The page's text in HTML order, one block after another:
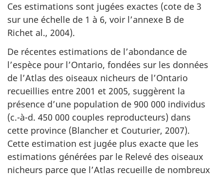
Ces estimations sont jugées exactes (cote de 3
sur une échelle de 1 à 6, voir l’annexe B de
Richet al., 2004).
De récentes estimations de l’abondance de
l’espèce pour l’Ontario, fondées sur les données
de l’Atlas des oiseaux nicheurs de l’Ontario
recueillies entre 2001 et 2005, suggèrent la
présence d’une population de 900 000 individus
(c.-à-d. 450 000 couples reproducteurs) dans
cette province (Blancher et Couturier, 2007).
Cette estimation est jugée plus exacte que les
estimations générées par le Relevé des oiseaux
nicheurs parce que l’Atlas recueille de nombreux